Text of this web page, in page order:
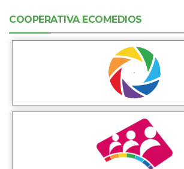
COOPERATIVA ECOMEDIOS